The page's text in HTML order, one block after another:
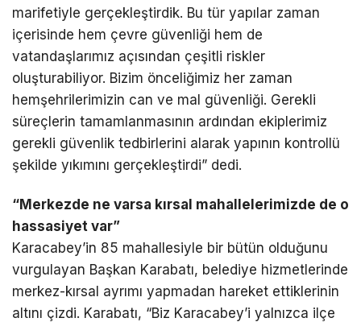
marifetiyle gerçekleştirdik. Bu tür yapılar zaman
içerisinde hem çevre güvenliği hem de
vatandaşlarımız açısından çeşitli riskler
oluşturabiliyor. Bizim önceliğimiz her zaman
hemşehrilerimizin can ve mal güvenliği. Gerekli
süreçlerin tamamlanmasının ardından ekiplerimiz
gerekli güvenlik tedbirlerini alarak yapının kontrollü
şekilde yıkımını gerçekleştirdi” dedi.
“Merkezde ne varsa kırsal mahallelerimizde de o
hassasiyet var”
Karacabey’in 85 mahallesiyle bir bütün olduğunu
vurgulayan Başkan Karabatı, belediye hizmetlerinde
merkez-kırsal ayrımı yapmadan hareket ettiklerinin
altını çizdi. Karabatı, “Biz Karacabey’i yalnızca ilçe